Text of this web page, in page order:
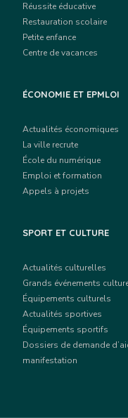
Réussite éducative
Restauration scolaire
Petite enfance
Centre de vacances
ÉCONOMIE ET EPMLOI
Actualités économiques
La ville recrute
École du numérique
Emploi et formation
Appels à projets
SPORT ET CULTURE
Actualités culturelles
Grands événements
Équipements culturels
Actualités sportives
Équipements sportifs
Dossiers de demande
manifestation